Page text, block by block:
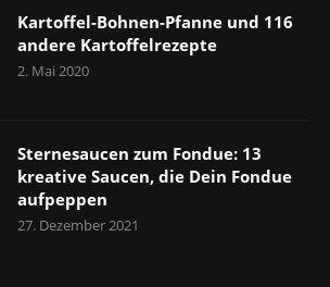
Kartoffel-Bohnen-Pfanne und 116
andere Kartoffelrezepte
2. Mai 2020
Sternesaucen zum Fondue: 13
kreative Saucen, die Dein Fondue
aufpeppen
27. Dezember 2021